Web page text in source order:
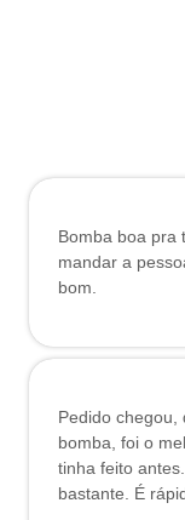
Bomba boa pra
mandar a
bom.
Pedido chegou,
bomba, foi o
tinha feito
bastante. É